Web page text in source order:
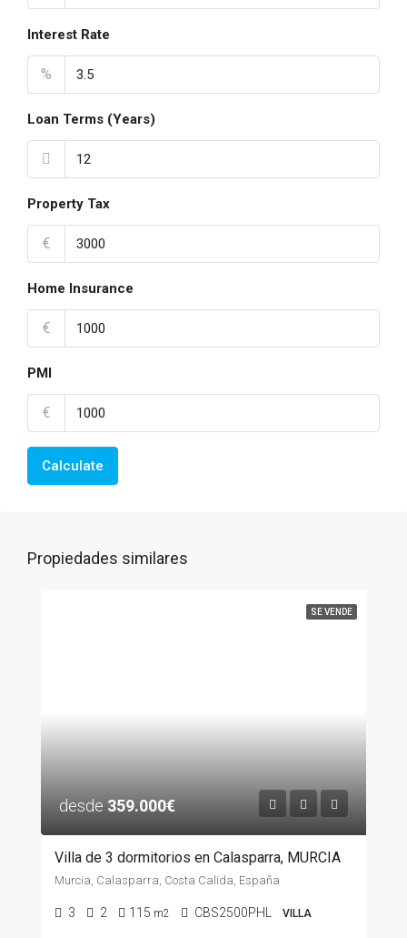
Interest Rate
%
Loan Terms (Years)
Property Tax
€
Home Insurance
€
PMI
€
Calculate
Propiedades similares
SE VENDE
desde 359.000€
Villa de 3 dormitorios en Calasparra, MURCIA
Murcia, Calasparra, Costa Calida, España
3 2 115 m2 CBS2500PHL VILLA